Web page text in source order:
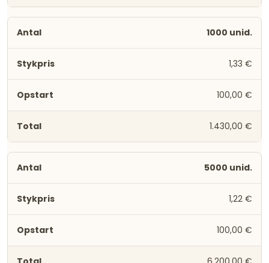
1000 unid.
1,33 €
100,00 €
1.430,00 €
5000 unid.
1,22 €
100,00 €